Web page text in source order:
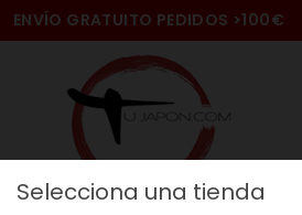
Selecciona una tienda
ENVÍO GRATUITO PEDIDOS >100€